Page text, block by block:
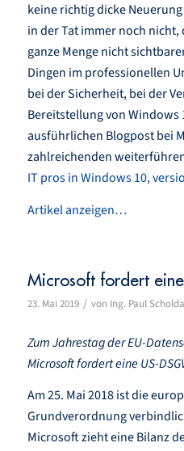
keine richtig dicke
in der Tat immer noch nicht,
ganze Menge nicht
Dingen im professionellen
bei der Sicherheit, bei der
Bereitstellung von Windows
ausführlichen Blogpost bei
zahlreichenden
IT pros in Windows 10,
Artikel anzeigen…
Microsoft fordert
23. Mai 2019 / von Ing. Paul Scholda
Zum Jahrestag der EU-
Microsoft fordert eine US-
Am 25. Mai 2018 ist die
Grundverordnung
Microsoft zieht eine Bilanz